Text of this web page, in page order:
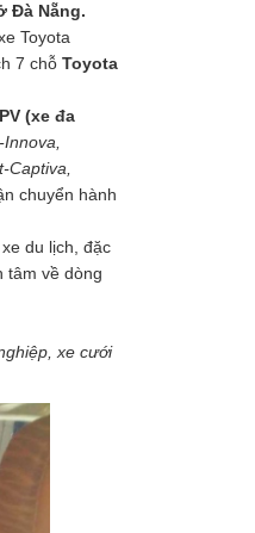
Đà Nẵng.
Toyota
7 chỗ Toyota
(xe đa
chuyển hành
du lịch, đặc
tâm về dòng
xe cưới